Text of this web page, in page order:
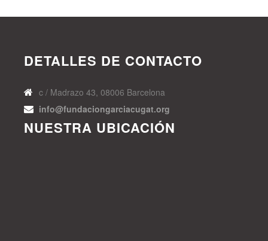
DETALLES DE CONTACTO
c / Madrazo 43, 08006 Barcelona
info@fundaciongarciacugat.org
NUESTRA UBICACIÓN